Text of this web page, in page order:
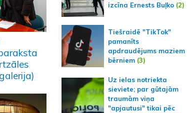
izcīna Ernests Buļko (2)
Tiešraidē "TikTok"
pamanīts
apdraudējums maziem
bērniem (3)
Uz ielas notriekta
sieviete; par gūtajām
traumām viņa
"apjautusi" tikai pēc